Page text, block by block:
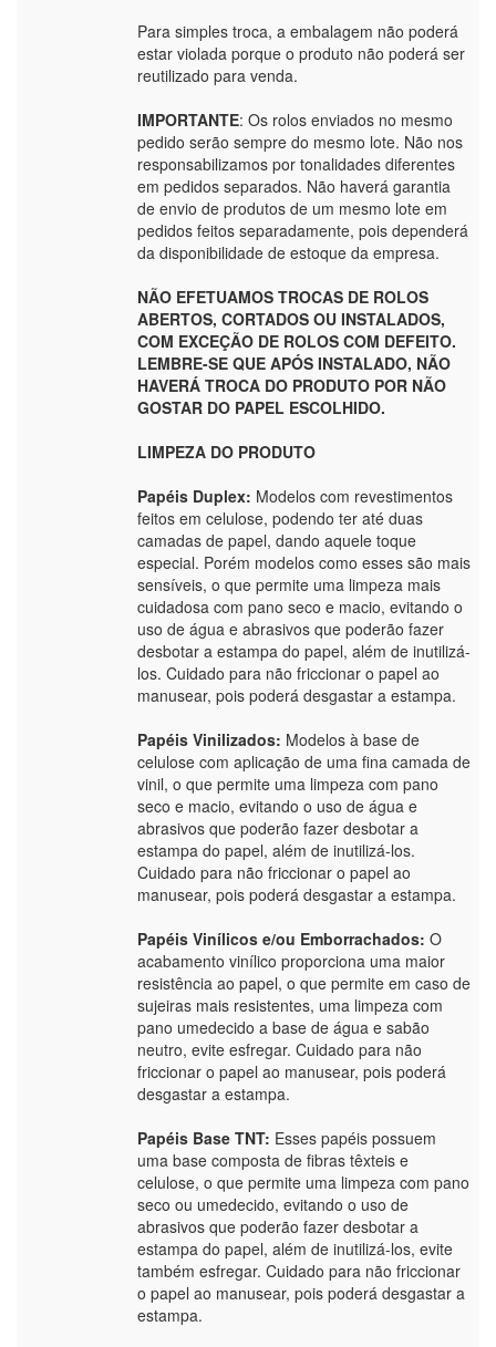
Para simples troca, a embalagem não poderá
estar violada porque o produto não poderá ser
reutilizado para venda.
IMPORTANTE: Os rolos enviados no mesmo
pedido serão sempre do mesmo lote. Não nos
responsabilizamos por tonalidades diferentes
em pedidos separados. Não haverá garantia
de envio de produtos de um mesmo lote em
pedidos feitos separadamente, pois dependerá
da disponibilidade de estoque da empresa.
NÃO EFETUAMOS TROCAS DE ROLOS
ABERTOS, CORTADOS OU INSTALADOS,
COM EXCEÇÃO DE ROLOS COM DEFEITO.
LEMBRE-SE QUE APÓS INSTALADO, NÃO
HAVERÁ TROCA DO PRODUTO POR NÃO
GOSTAR DO PAPEL ESCOLHIDO.
LIMPEZA DO PRODUTO
Papéis Duplex: Modelos com revestimentos
feitos em celulose, podendo ter até duas
camadas de papel, dando aquele toque
especial. Porém modelos como esses são mais
sensíveis, o que permite uma limpeza mais
cuidadosa com pano seco e macio, evitando o
uso de água e abrasivos que poderão fazer
desbotar a estampa do papel, além de inutilizá-
los. Cuidado para não friccionar o papel ao
manusear, pois poderá desgastar a estampa.
Papéis Vinilizados: Modelos à base de
celulose com aplicação de uma fina camada de
vinil, o que permite uma limpeza com pano
seco e macio, evitando o uso de água e
abrasivos que poderão fazer desbotar a
estampa do papel, além de inutilizá-los.
Cuidado para não friccionar o papel ao
manusear, pois poderá desgastar a estampa.
Papéis Vinílicos e/ou Emborrachados: O
acabamento vinílico proporciona uma maior
resistência ao papel, o que permite em caso de
sujeiras mais resistentes, uma limpeza com
pano umedecido a base de água e sabão
neutro, evite esfregar. Cuidado para não
friccionar o papel ao manusear, pois poderá
desgastar a estampa.
Papéis Base TNT: Esses papéis possuem
uma base composta de fibras têxteis e
celulose, o que permite uma limpeza com pano
seco ou umedecido, evitando o uso de
abrasivos que poderão fazer desbotar a
estampa do papel, além de inutilizá-los, evite
também esfregar. Cuidado para não friccionar
o papel ao manusear, pois poderá desgastar a
estampa.